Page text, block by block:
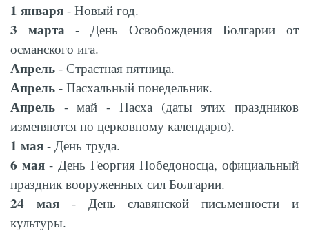
1 января - Новый год.
3 марта- День Освобождения Болгарии от
османского ига.
Апрель - Страстная пятница.
Апрель - Пасхальный понедельник.
Апрель - май - Пасха (даты этих праздников
изменяются по церковному календарю).
1 мая - День труда.
6 мая- День Георгия Победоносца, официальный
праздник вооруженных сил Болгарии.
24 мая- День славянской письменности и
культуры.